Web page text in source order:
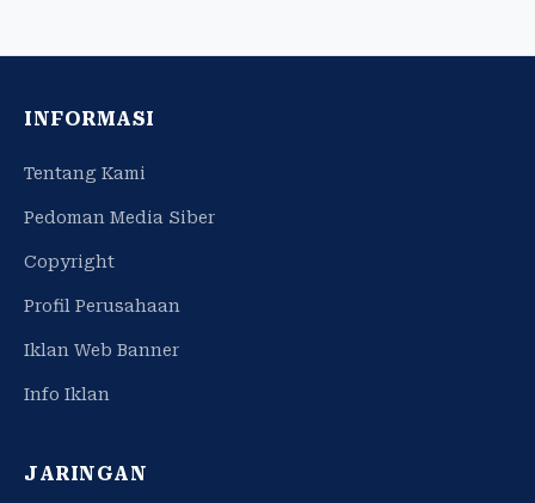
INFORMASI
Tentang Kami
Pedoman Media Siber
Copyright
Profil Perusahaan
Iklan Web Banner
Info Iklan
JARINGAN